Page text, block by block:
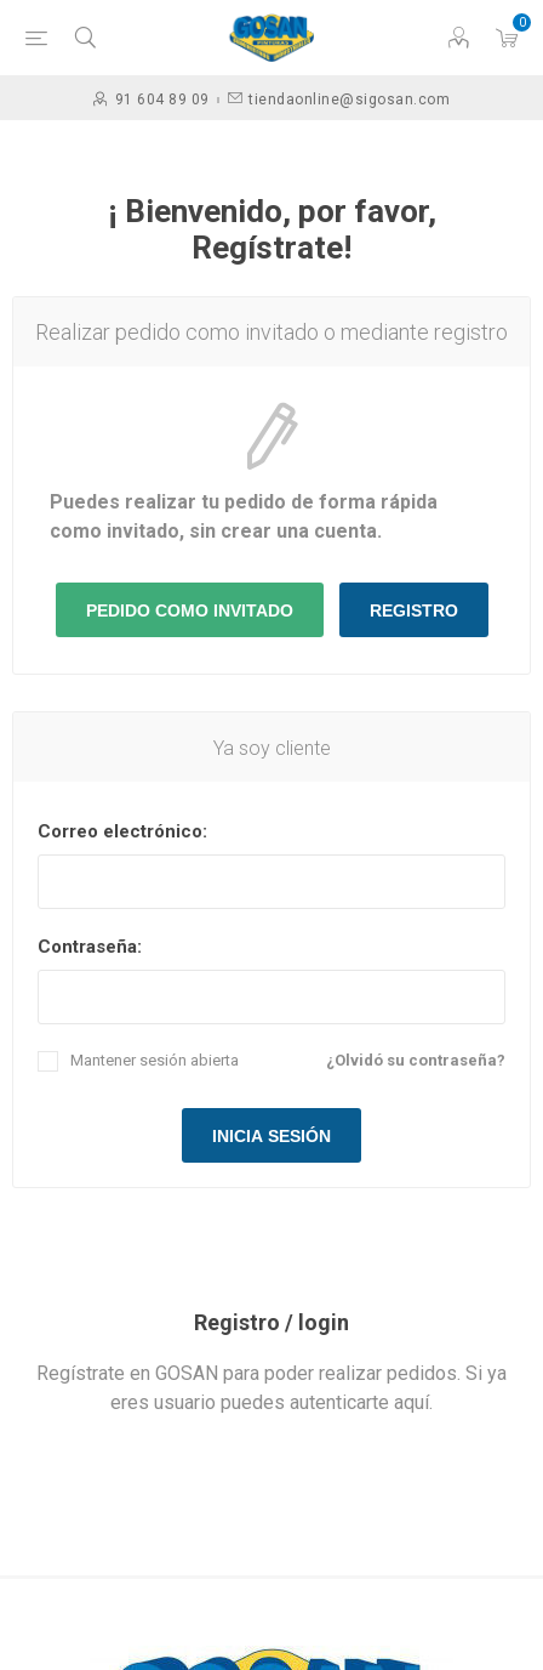
0
91 604 89 09 tiendaonline@sigosan.com
¡ Bienvenido, por favor,
Regístrate!
Realizar pedido como invitado o mediante registro
Puedes realizar tu pedido de forma rápida
como invitado, sin crear una cuenta.
Ya soy cliente
Correo electrónico:
Contraseña:
¿Olvidó su contraseña?
Mantener sesión abierta
Registro / login
Regístrate en GOSAN para poder realizar pedidos. Si ya
eres usuario puedes autenticarte aquí.